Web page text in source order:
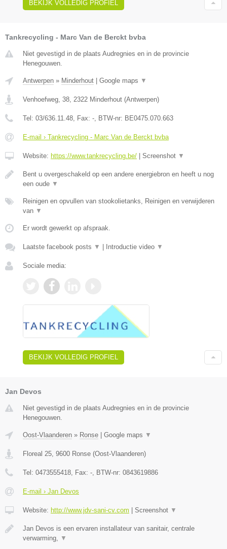
BEKIJK VOLLEDIG PROFIEL
Tankrecycling - Marc Van de Berckt bvba
Niet gevestigd in de plaats Audregnies en in de provincie
Henegouwen.
Antwerpen » Minderhout | Google maps ▼
Venhoefweg, 38 2322 Minderhout (Antwerpen)
Tel: 03/636.11.48 , Fax: - , BTW-nr: BE0475.070.663
E-mail › Tankrecycling - Marc Van de Berckt bvba
Website: https://www.tankrecycling.be/ | Screenshot ▼
Bent u overgeschakeld op een andere energiebron en heeft u nog
een oude ▼
Reinigen en opvullen van stookolietanks, Reinigen en verwijderen
van ▼
Er wordt gewerkt op afspraak.
Laatste facebook posts ▼ | Introductie video ▼
Sociale media:
BEKIJK VOLLEDIG PROFIEL
Jan Devos
Niet gevestigd in de plaats Audregnies en in de provincie
Henegouwen.
Oost-Vlaanderen » Ronse Google maps ▼
Floreal 25 9600 Ronse (Oost-Vlaanderen)
Tel: 0473555418 , Fax: - , BTW-nr: 0843619886
E-mail › Jan Devos
Website: http://www.jdv-sani-cv.com Screenshot ▼
Jan Devos is een ervaren installateur van sanitair, centrale
verwarming,
▼